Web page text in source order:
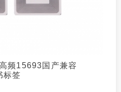
频15693国产兼容
标签